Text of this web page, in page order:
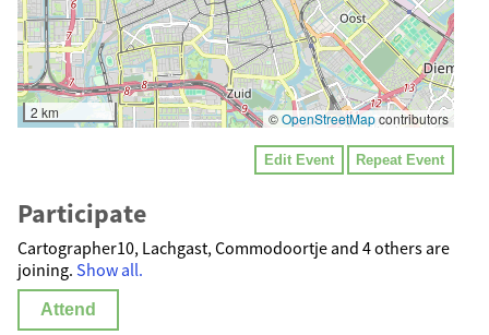
2 km ©OpenStreetMapcontributors
Edit Event Repeat Event
Participate
Cartographer10, Lachgast, Commodoortje and 4 others are
joining. Show all.
Attend